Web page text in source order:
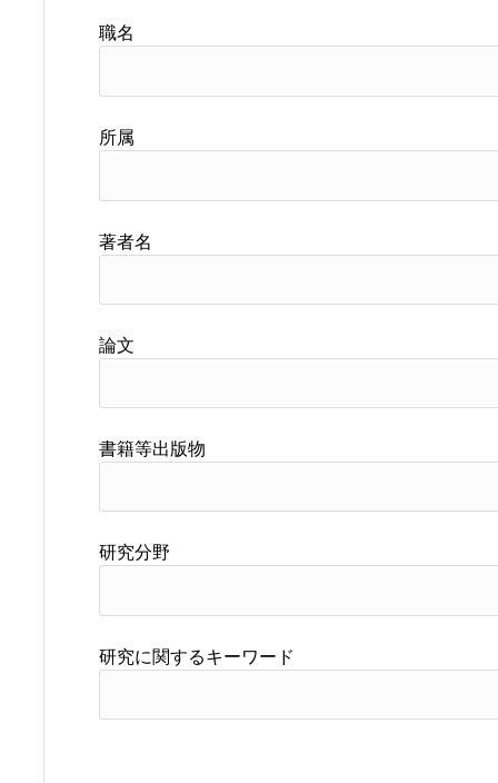
職名
所属
著者名
論文
書籍等出版物
研究分野
研究に関するキーワード